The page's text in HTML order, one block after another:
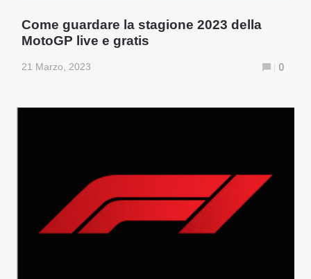
Come guardare la stagione 2023 della
MotoGP live e gratis
21 Marzo, 2023 0